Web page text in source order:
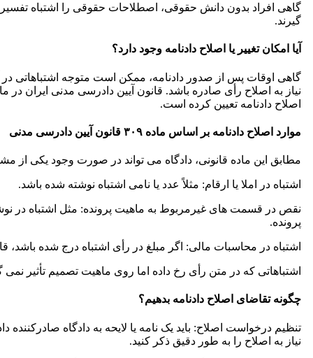
گاهی افراد بدون دانش حقوقی، اصطلاحات حقوقی را اشتباه
گیرند.
آیا امکان تغییر یا اصلاح دادنامه وجود دارد؟
گاهی اوقات پس از صدور دادنامه، ممکن است متوجه اشتباهاتی
اصلاح دادنامه تعیین کرده است.
موارد اصلاح دادنامه بر اساس ماده ۳۰۹ قانون آیین دادرسی مدنی
مطابق این ماده قانونی، دادگاه می تواند در صورت وجود یکی از
اشتباه در املا یا ارقام: مثلاً عدد یا نامی اشتباه نوشته شده باشد.
نقص در قسمت های غیرمربوط به ماهیت پرونده: مثل اشتباه در
پرونده.
اشتباه در محاسبات مالی: اگر مبلغ در رأی اشتباه درج شده باشد،
اشتباهاتی که در متن رأی رخ داده اما روی ماهیت تصمیم تأثیر نمی
چگونه تقاضای اصلاح دادنامه بدهیم؟
تنظیم درخواست اصلاح: باید یک نامه یا لایحه به دادگاه صادرکننده
نیاز به اصلاح را به طور دقیق ذکر کنید.